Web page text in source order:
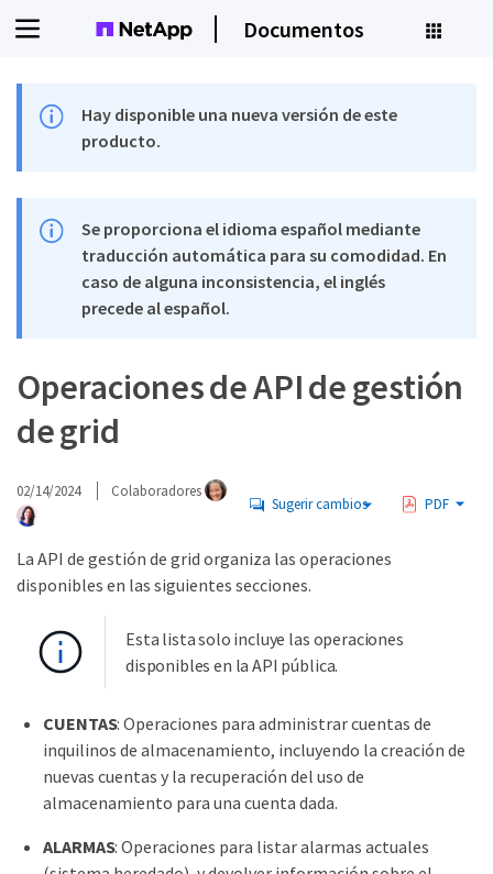
Documentos
Hay disponible una nueva versión de este
producto.
Se proporciona el idioma español mediante
traducción automática para su comodidad. En
caso de alguna inconsistencia, el inglés
precede al español.
Operaciones de API de gestión
de grid
02/14/2024 Colaboradores
Sugerir cambios PDF
La API de gestión de grid organiza las operaciones
disponibles en las siguientes secciones.
Esta lista solo incluye las operaciones
disponibles en la API pública.
CUENTAS: Operaciones para administrar cuentas de
inquilinos de almacenamiento, incluyendo la creación de
nuevas cuentas y la recuperación del uso de
almacenamiento para una cuenta dada.
ALARMAS: Operaciones para listar alarmas actuales